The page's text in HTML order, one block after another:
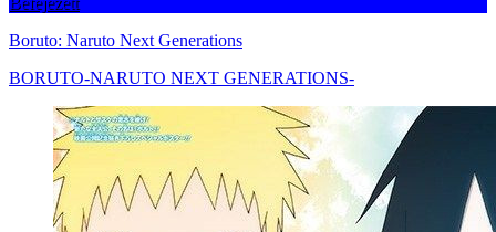
Boruto: Naruto Next Generations
BORUTO-NARUTO NEXT GENERATIONS-